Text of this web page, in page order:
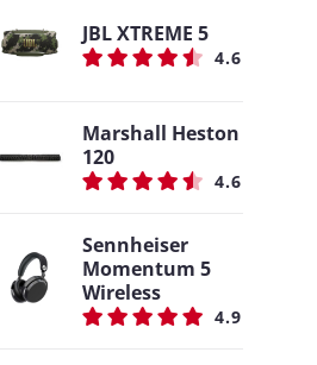
JBL XTREME 5
4.6
Marshall Heston
120
4.6
Sennheiser
Momentum 5
Wireless
4.9